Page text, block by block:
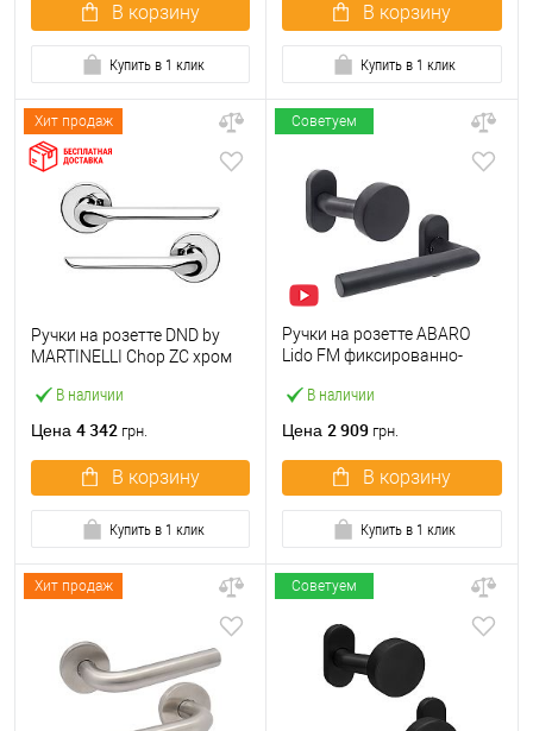
В корзину
Купить в 1 клик
В корзину
Купить в 1 клик
Хит продаж
В наличии
Ручки на розетте DND by
MARTINELLI Chop ZC хром
Цена 4 342 грн.
В корзину
Купить в 1 клик
Советуем
В наличии
Ручки на розетте ABARO
Lido FM фиксированно-
Цена 2 909 грн.
В корзину
Купить в 1 клик
Хит продаж Советуем